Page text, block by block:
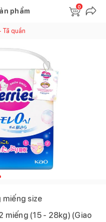
phẩm
0
Tã quần
miếng size
(15 - 28kg) (Giao